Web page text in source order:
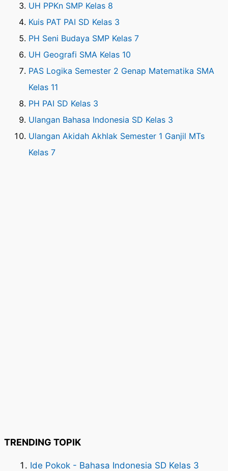
UH PPKn SMP Kelas 8
Kuis PAT PAI SD Kelas 3
PH Seni Budaya SMP Kelas 7
UH Geografi SMA Kelas 10
PAS Logika Semester 2 Genap Matematika SMA
Kelas 11
PH PAI SD Kelas 3
Ulangan Bahasa Indonesia SD Kelas 3
Ulangan Akidah Akhlak Semester 1 Ganjil MTs
Kelas 7
TRENDING TOPIK
Ide Pokok - Bahasa Indonesia SD Kelas 3